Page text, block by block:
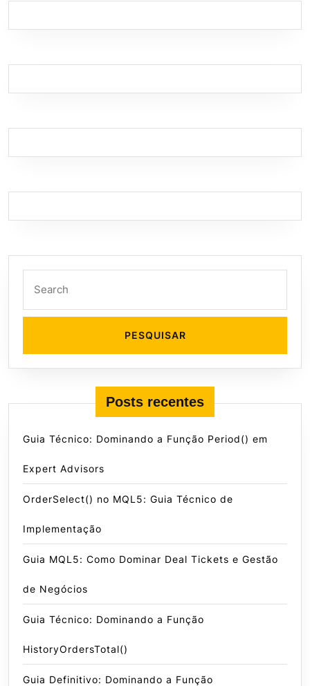
Posts recentes
Guia Técnico: Dominando a Função Period() em
Expert Advisors
OrderSelect() no MQL5: Guia Técnico de
Implementação
Guia MQL5: Como Dominar Deal Tickets e Gestão
de Negócios
Guia Técnico: Dominando a Função
HistoryOrdersTotal()
Guia Definitivo: Dominando a Função